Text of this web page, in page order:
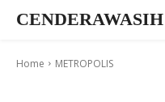
CENDERAWASIH
Home METROPOLIS